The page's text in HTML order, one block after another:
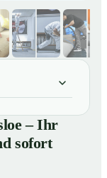
sauber,
Festpreis
– Ihr
sofort